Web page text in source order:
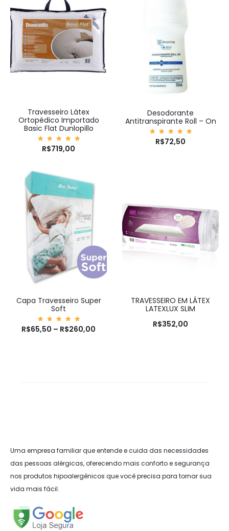
Travesseiro Látex
Ortopédico Importado
Basic Flat Dunlopillo
Avaliaç
ão
R$719,00
Desodorante
Antitranspirante Roll – On
Avaliaç
ão
R$72,50
Capa Travesseiro Super
Soft
Avaliaç
ão
R$65,50 – R$260,00
TRAVESSEIRO EM LÁTEX
LATEXLUX SLIM
R$352,00
Uma empresa familiar que entende e cuida das necessidades
das pessoas alérgicas, oferecendo mais conforto e segurança
nos produtos hipoalergênicos que você precisa para tornar sua
vida mais fácil.